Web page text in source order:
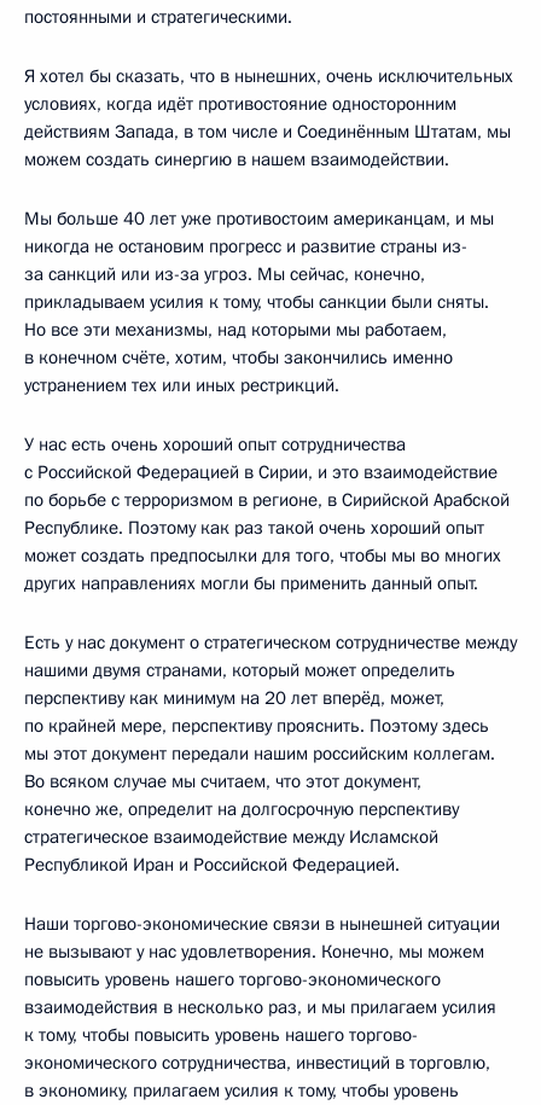
постоянными и стратегическими.
Я хотел бы сказать, что в нынешних, очень исключительных
условиях, когда идёт противостояние односторонним
действиям Запада, в том числе и Соединённым Штатам, мы
можем создать синергию в нашем взаимодействии.
Мы больше 40 лет уже противостоим американцам, и мы
никогда не остановим прогресс и развитие страны из-
за санкций или из-за угроз. Мы сейчас, конечно,
прикладываем усилия к тому, чтобы санкции были сняты.
Но все эти механизмы, над которыми мы работаем,
в конечном счёте, хотим, чтобы закончились именно
устранением тех или иных рестрикций.
У нас есть очень хороший опыт сотрудничества
с Российской Федерацией в Сирии, и это взаимодействие
по борьбе с терроризмом в регионе, в Сирийской Арабской
Республике. Поэтому как раз такой очень хороший опыт
может создать предпосылки для того, чтобы мы во многих
других направлениях могли бы применить данный опыт.
Есть у нас документ о стратегическом сотрудничестве между
нашими двумя странами, который может определить
перспективу как минимум на 20 лет вперёд, может,
по крайней мере, перспективу прояснить. Поэтому здесь
мы этот документ передали нашим российским коллегам.
Во всяком случае мы считаем, что этот документ,
конечно же, определит на долгосрочную перспективу
стратегическое взаимодействие между Исламской
Республикой Иран и Российской Федерацией.
Наши торгово-экономические связи в нынешней ситуации
не вызывают у нас удовлетворения. Конечно, мы можем
повысить уровень нашего торгово-экономического
взаимодействия в несколько раз, и мы прилагаем усилия
к тому, чтобы повысить уровень нашего торгово-
экономического сотрудничества, инвестиций в торговлю,
в экономику, прилагаем усилия к тому, чтобы уровень